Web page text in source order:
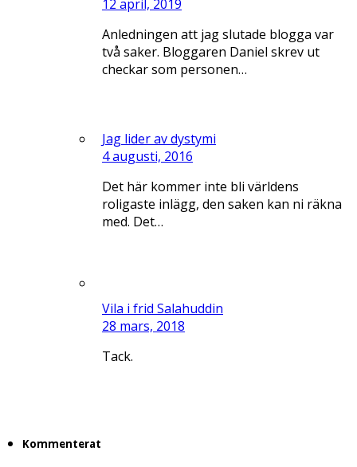
12 april, 2019
Anledningen att jag slutade blogga var
två saker. Bloggaren Daniel skrev ut
checkar som personen…
Jag lider av dystymi
4 augusti, 2016
Det här kommer inte bli världens
roligaste inlägg, den saken kan ni räkna
med. Det…
Vila i frid Salahuddin
28 mars, 2018
Tack.
Kommenterat